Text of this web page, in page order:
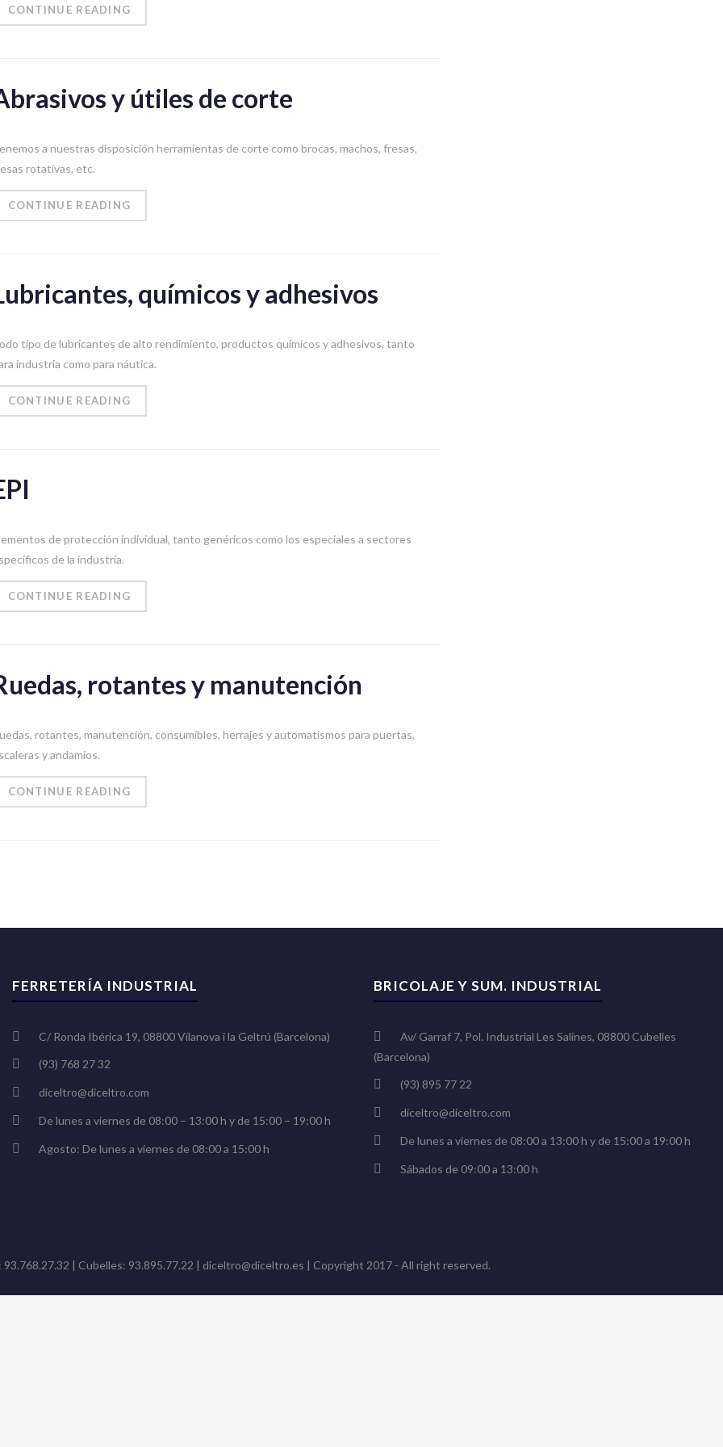
CONTINUE READING
y útiles de corte
a nuestras disposición herramientas de corte como brocas, machos, fresas,
rotativas, etc.
CONTINUE READING
químicos y adhesivos
tipo de lubricantes de alto rendimiento, productos químicos y adhesivos, tanto
industria como para náutica.
CONTINUE READING
de protección individual, tanto genéricos como los especiales a sectores
de la industria.
CONTINUE READING
rotantes y manutención
rotantes, manutención, consumibles, herrajes y automatismos para puertas,
y andamios.
CONTINUE READING
FERRETERÍA INDUSTRIAL
C/ Ronda Ibérica 19, 08800 Vilanova i la Geltrú (Barcelona)
(93) 768 27 32
diceltro@diceltro.com
De lunes a viernes de 08:00 – 13:00 h y de 15:00 – 19:00 h
Agosto: De lunes a viernes de 08:00 a 15:00 h
BRICOLAJE Y SUM. INDUSTRIAL
Av/ Garraf 7, Pol. Industrial Les Salines, 08800 Cubelles
(Barcelona)
(93) 895 77 22
diceltro@diceltro.com
De lunes a viernes de 08:00 a 13:00 h y de 15:00 a 19:00 h
Sábados de 09:00 a 13:00 h
| Cubelles: 93.895.77.22 | diceltro@diceltro.es | Copyright 2017 - All right reserved.